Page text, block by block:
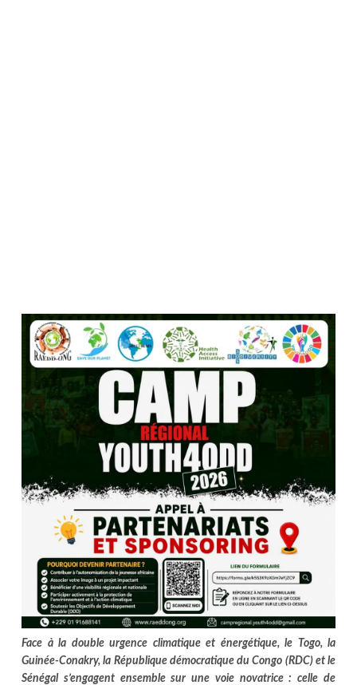
Face à la double urgence climatique et énergétique, le Togo, la
Guinée-Conakry, la République démocratique du Congo (RDC) et le
Sénégal s’engagent ensemble sur une voie novatrice : celle de